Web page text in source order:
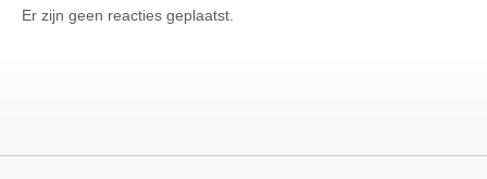
Er zijn geen reacties geplaatst.